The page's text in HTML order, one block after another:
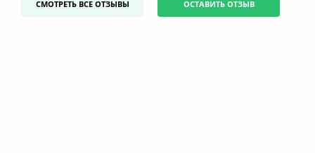
СМОТРЕТЬ ВСЕ ОТЗЫВЫ ОСТАВИТЬ ОТЗЫВ